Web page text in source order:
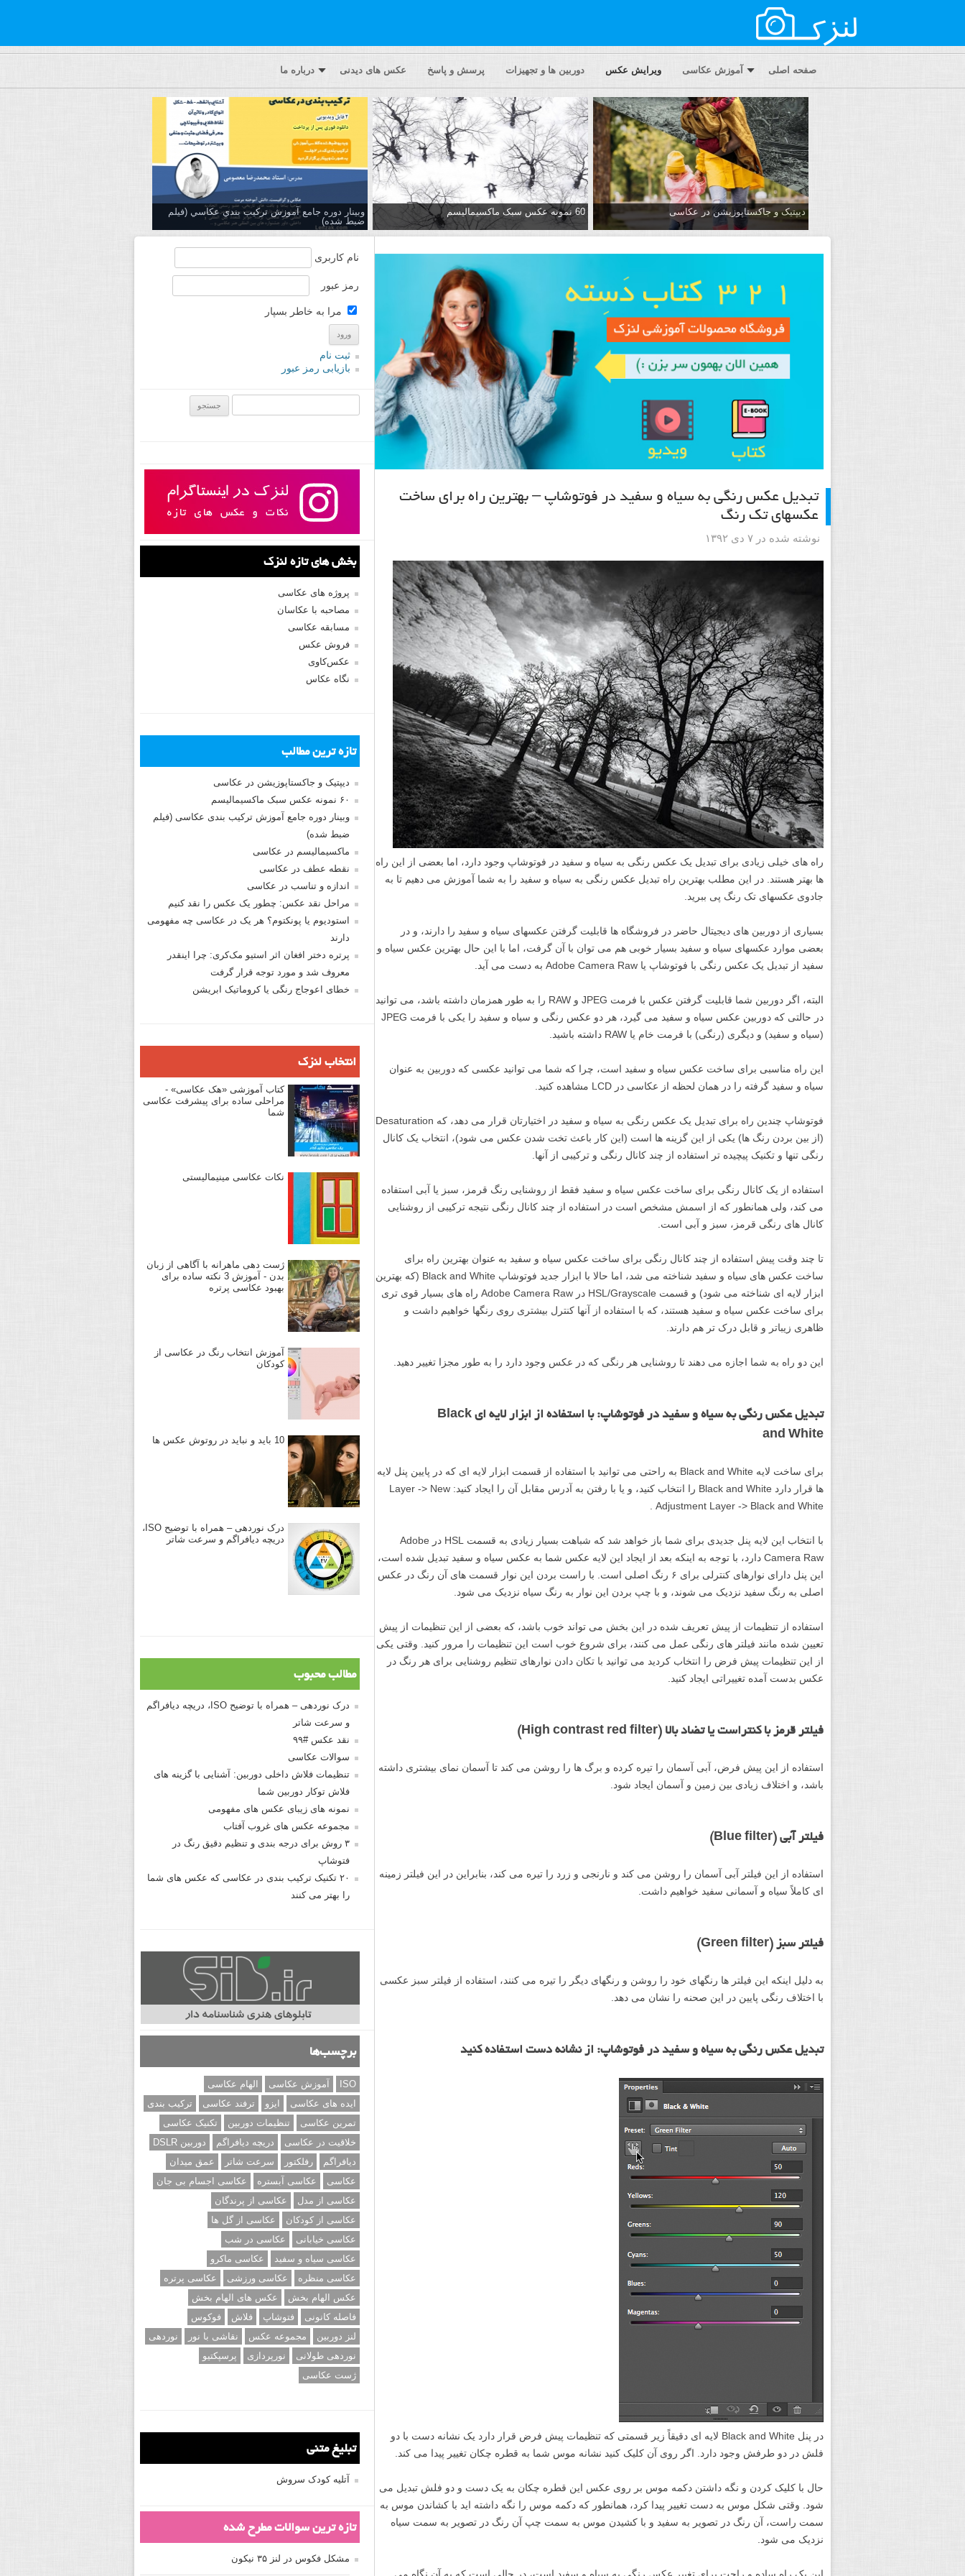
صفحه اصلی آموزش عکاسی ویرایش عکس دوربین ها و تجهیزات پرسش و پاسخ عکس های دیدنی درباره ما
دیپتیک و جاکستا‌پوزیشن در عکاسی 60 نمونه عکس سبک ماکسیمالیسم
وبینار دوره جامع آموزش تركيب بندي عكاسي (فیلم
ضبط شده)
تبدیل عکس رنگی به سیاه و سفید در فوتوشاپ – بهترین راه برای ساخت
عکسهای تک رنگ
نوشته شده در ۷ دی ۱۳۹۲
راه های خیلی زیادی برای تبدیل یک عکس رنگی به سیاه و سفید در فوتوشاپ وجود دارد، اما بعضی از این راه
ها بهتر هستند. در این مطلب بهترین راه تبدیل عکس رنگی به سیاه و سفید را به شما آموزش می دهیم تا به
جادوی عکسهای تک رنگ پی ببرید.
بسیاری از دوربین های دیجیتال حاضر در فروشگاه ها قابلیت گرفتن عکسهای سیاه و سفید را دارند، و در
بعضی موارد عکسهای سیاه و سفید بسیار خوبی هم می توان با آن گرفت، اما با این حال بهترین عکس سیاه و
سفید از تبدیل یک عکس رنگی با فوتوشاپ یا Adobe Camera Raw به دست می آید.
البته، اگر دوربین شما قابلیت گرفتن عکس با فرمت JPEG و RAW را به طور همزمان داشته باشد، می توانید
در حالتی که دوربین عکس سیاه و سفید می گیرد، هر دو عکس رنگی و سیاه و سفید را یکی با فرمت JPEG
(سیاه و سفید) و دیگری (رنگی) با فرمت خام یا RAW داشته باشید.
این راه مناسبی برای ساخت عکس سیاه و سفید است، چرا که شما می توانید عکسی که دوربین به عنوان
سیاه و سفید گرفته را در همان لحظه از عکاسی در LCD مشاهده کنید.
فوتوشاپ چندین راه برای تبدیل یک عکس رنگی به سیاه و سفید در اختیارتان قرار می دهد، که Desaturation
(از بین بردن رنگ ها) یکی از این گزینه ها است (این کار باعث تخت شدن عکس می شود)، انتخاب یک کانال
رنگی تنها و تکنیک پیچیده تر استفاده از چند کانال رنگی و ترکیبی از آنها.
استفاده از یک کانال رنگی برای ساخت عکس سیاه و سفید فقط از روشنایی رنگ قرمز، سبز یا آبی استفاده
می کند، ولی همانطور که از اسمش مشخص است در استفاده از چند کانال رنگی نتیجه ترکیبی از روشنایی
کانال های رنگی قرمز، سبز و آبی است.
تا چند وقت پیش استفاده از چند کانال رنگی برای ساخت عکس سیاه و سفید به عنوان بهترین راه برای
ساخت عکس های سیاه و سفید شناخته می شد، اما حالا با ابزار جدید فوتوشاپ Black and White (که بهترین
ابزار لایه ای شناخته می شود) و قسمت HSL/Grayscale در Adobe Camera Raw راه های بسیار قوی تری
برای ساخت عکس سیاه و سفید هستند، که با استفاده از آنها کنترل بیشتری روی رنگها خواهیم داشت و
ظاهری زیباتر و قابل درک تر هم دارند.
این دو راه به شما اجازه می دهند تا روشنایی هر رنگی که در عکس وجود دارد را به طور مجزا تغییر دهید.
تبدیل عکس رنگی به سیاه و سفید در فوتوشاپ: با استفاده از ابزار لایه ای Black
and White
برای ساخت لایه Black and White به راحتی می توانید با استفاده از قسمت ابزار لایه ای که در پایین پنل لایه
ها قرار دارد Black and White را انتخاب کنید، و یا با رفتن به آدرس مقابل آن را ایجاد کنید: Layer -> New
Adjustment Layer -> Black and White .
با انتخاب این لایه پنل جدیدی برای شما باز خواهد شد که شباهت بسیار زیادی به قسمت HSL در Adobe
Camera Raw دارد، با توجه به اینکه بعد از ایجاد این لایه عکس شما به عکس سیاه و سفید تبدیل شده است،
این پنل دارای نوارهای کنترلی برای ۶ رنگ اصلی است. با راست بردن این نوار قسمت های آن رنگ در عکس
اصلی به رنگ سفید نزدیک می شوند، و با چپ بردن این نوار به رنگ سیاه نزدیک می شود.
استفاده از تنظیمات از پیش تعریف شده در این بخش می تواند خوب باشد، که بعضی از این تنظیمات از پیش
تعیین شده مانند فیلتر های رنگی عمل می کنند، برای شروع خوب است این تنظیمات را مرور کنید. وقتی یکی
از این تنظیمات پیش فرض را انتخاب کردید می توانید با تکان دادن نوارهای تنظیم روشنایی برای هر رنگ در
عکس بدست آمده تغییراتی ایجاد کنید.
فیلتر قرمز با کنتراست یا تضاد بالا (High contrast red filter)
استفاده از این پیش فرض، آبی آسمان را تیره کرده و برگ ها را روشن می کند تا آسمان نمای بیشتری داشته
باشد، و اختلاف زیادی بین زمین و آسمان ایجاد شود.
فیلتر آبی (Blue filter)
استفاده از این فیلتر آبی آسمان را روشن می کند و نارنجی و زرد را تیره می کند، بنابراین در این فیلتر زمینه
ای کاملاً سیاه و آسمانی سفید خواهیم داشت.
فیلتر سبز (Green filter)
به دلیل اینکه این فیلتر ها رنگهای خود را روشن و رنگهای دیگر را تیره می کنند، استفاده از فیلتر سبز عکسی
با اختلاف رنگی پایین در این صحنه را نشان می دهد.
تبدیل عکس رنگی به سیاه و سفید در فوتوشاپ: از نشانه دست استفاده کنید
در پنل Black and White لایه ای دقیقاً زیر قسمتی که تنظیمات پیش فرض قرار دارد یک نشانه دست با دو
فلش در دو طرفش وجود دارد. اگر روی آن کلیک کنید نشانه موس شما به قطره چکان تغییر پیدا می کند.
حال با کلیک کردن و نگه داشتن دکمه موس بر روی عکس این قطره چکان به یک دست و دو فلش تبدیل می
شود. وقتی شکل موس به دست تغییر پیدا کرد، همانطور که دکمه موس را نگه داشته اید با کشاندن موس به
سمت راست، آن رنگ در تصویر به سفید و با کشیدن موس به سمت چپ آن رنگ در تصویر به سمت سیاه
نزدیک می شود.
نام کاربری
رمز عبور
مرا به خاطر بسپار
ثبت نام
بازیابی رمز عبور
بخش های تازه لنزک
پروژه های عکاسی
مصاحبه با عکاسان
مسابقه عکاسی
فروش عکس
عکس‌کاوی
نگاه عکاس
تازه ترین مطالب
دیپتیک و جاکستا‌پوزیشن در عکاسی
۶۰ نمونه عکس سبک ماکسیمالیسم
وبینار دوره جامع آموزش ترکیب بندی عکاسی (فیلم
ضبط شده)
ماکسیمالیسم در عکاسی
نقطه عطف در عکاسی
اندازه و تناسب در عکاسی
مراحل نقد عکس: چطور یک عکس را نقد کنیم
استودیوم یا پونکتوم؟ هر یک در عکاسی چه مفهومی
دارند
پرتره دختر افغان اثر استیو مک‌کری: چرا اینقدر
معروف شد و مورد توجه قرار گرفت
خطای اعوجاج رنگی یا کروماتیک ابریشن
انتخاب لنزک
کتاب آموزشی «هک عکاسی» -
مراحلی ساده برای پیشرفت عکاسی
شما
نکات عکاسی مینیمالیستی
ژست دهی ماهرانه با آگاهی از زبان
بدن - آموزش 3 نکته ساده برای
بهبود عکاسی پرتره
آموزش انتخاب رنگ در عکاسی از
کودکان
10 باید و نباید در روتوش عکس ها
درک نوردهی – همراه با توضیح ISO،
دریچه دیافراگم و سرعت شاتر
مطالب محبوب
درک نوردهی – همراه با توضیح ISO، دریچه دیافراگم
و سرعت شاتر
نقد عکس #۹۹
سوالات عکاسی
تنظیمات فلاش داخلی دوربین: آشنایی با گزینه های
فلاش توکار دوربین شما
نمونه های زیبای عکس های مفهومی
مجموعه عکس های غروب آفتاب
۳ روش برای درجه بندی و تنظیم دقیق رنگ در
فتوشاپ
۲۰ تکنیک ترکیب بندی در عکاسی که عکس های شما
را بهتر می کنند
برچسب‌ها
ISO آموزش عکاسی
الهام عکاسی
ایده های عکاسی
ایزو ترفند عکاسی
ترکیب بندی
تمرین عکاسی
تنظیمات دوربین
تکنیک عکاسی
خلاقیت در عکاسی
دریچه دیافراگم
دوربین DSLR
دیافراگم
رفلکتور سرعت شاتر
عمق میدان
عکاسی
عکاسی آبستره
عکاسی اجسام بی جان
عکاسی از مدل
عکاسی از پرندگان
عکاسی از کودکان
عکاسی از گل ها
عکاسی خیابانی
عکاسی در شب
عکاسی سیاه و سفید
عکاسی ماکرو
عکاسی منظره
عکاسی ورزشی
عکاسی پرتره
عکس الهام بخش
عکس های الهام بخش
فاصله کانونی
فتوشاپ فلاش
فوکوس
لنز دوربین
مجموعه عکس نقاشی با نور
نوردهی
نوردهی طولانی
نورپردازی
پرسپکتیو
ژست عکاسی
تبلیغ متنی
آتلیه کودک سروش
تازه ترین سوالات مطرح شده
مشکل فکوس در لنز ۳۵ نیکون